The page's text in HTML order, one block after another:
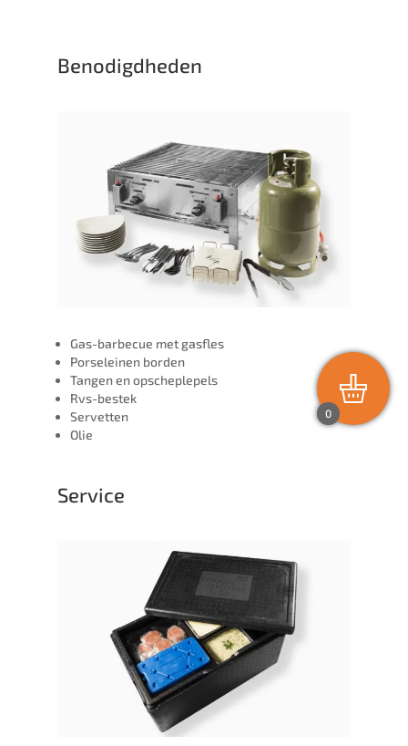
Benodigdheden
Gas-barbecue met gasfles
Porseleinen borden
Tangen en opscheplepels
Rvs-bestek
Servetten
Olie
Service
0